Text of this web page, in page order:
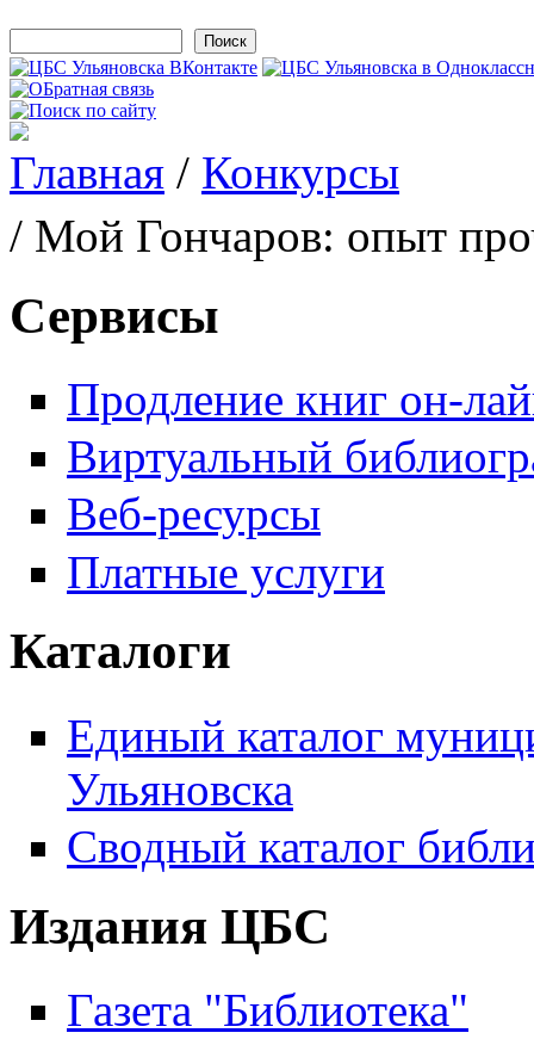
Форма поиска
Вы здесь
Главная / Конкурсы
/ Мой Гончаров: опыт
Сервисы
Продление книг он-
Виртуальный
Веб-ресурсы
Платные услуги
Каталоги
Единый каталог
Ульяновска
Сводный каталог
Издания ЦБС
Газета "Библиотека"